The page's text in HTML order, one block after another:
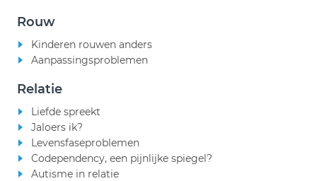
Rouw
Kinderen rouwen anders
Aanpassingsproblemen
Relatie
Liefde spreekt
Jaloers ik?
Levensfaseproblemen
Codependency, een pijnlijke spiegel?
Autisme in relatie